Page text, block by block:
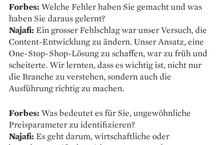
Forbes: Welche Fehler haben Sie gemacht und was
haben Sie daraus gelernt?
Najafi: Ein grosser Fehlschlag war unser Versuch, die
Content-Entwicklung zu ändern. Unser Ansatz, eine
One-Stop-Shop-Lösung zu schaffen, war zu früh und
scheiterte. Wir lernten, dass es wichtig ist, nicht nur
die Branche zu verstehen, sondern auch die
Ausführung richtig zu machen.
Forbes: Was bedeutet es für Sie, ungewöhnliche
Preisparameter zu identifizieren?
Najafi: Es geht darum, wirtschaftliche oder